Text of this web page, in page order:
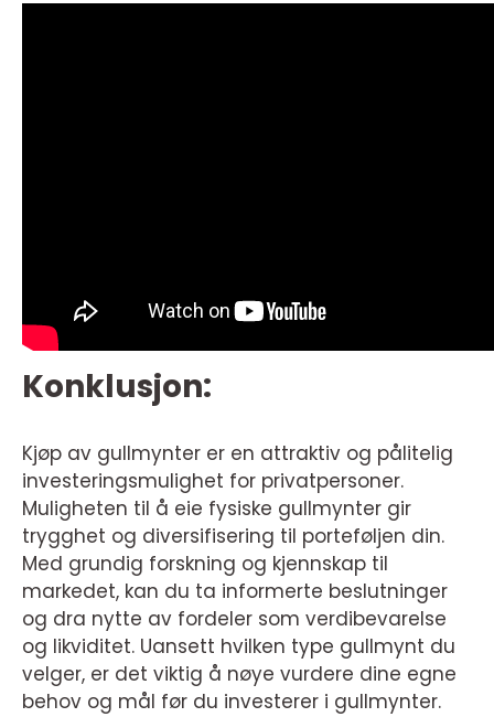
Konklusjon:
Kjøp av gullmynter er en attraktiv og pålitelig
investeringsmulighet for privatpersoner.
Muligheten til å eie fysiske gullmynter gir
trygghet og diversifisering til porteføljen din.
Med grundig forskning og kjennskap til
markedet, kan du ta informerte beslutninger
og dra nytte av fordeler som verdibevarelse
og likviditet. Uansett hvilken type gullmynt du
velger, er det viktig å nøye vurdere dine egne
behov og mål før du investerer i gullmynter.